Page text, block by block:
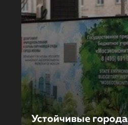
Устойчивые города